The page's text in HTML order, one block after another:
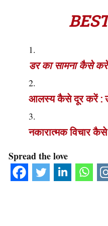
डर का सामना कैसे
आलस्य कैसे दूर करें :
नकारात्मक विचार
Spread the love